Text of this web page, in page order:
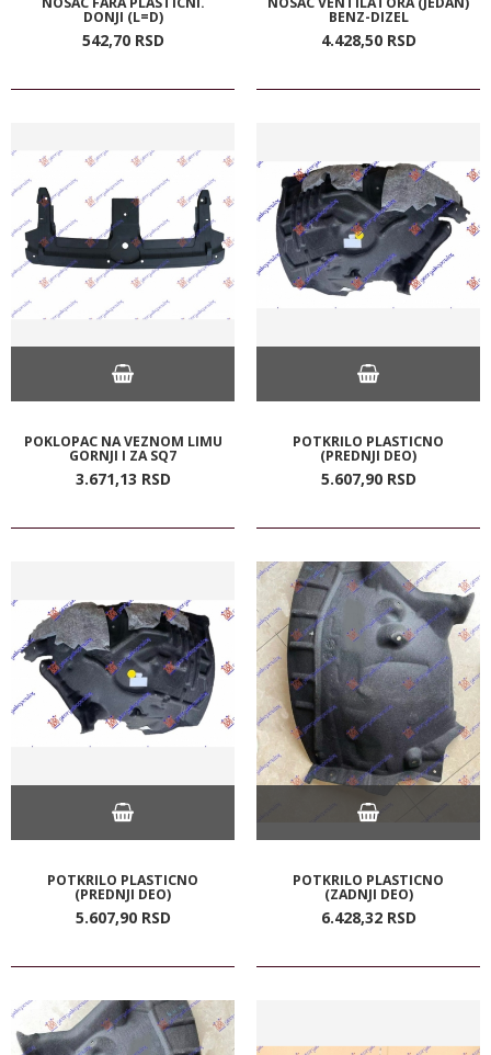
DONJI (L=D)
542,70 RSD
BENZ-DIZEL
4.428,50 RSD
POKLOPAC NA VEZNOM LIMU
GORNJI I ZA SQ7
3.671,13 RSD
POTKRILO PLASTICNO
(PREDNJI DEO)
5.607,90 RSD
POTKRILO PLASTICNO
(PREDNJI DEO)
5.607,90 RSD
POTKRILO PLASTICNO
(ZADNJI DEO)
6.428,32 RSD